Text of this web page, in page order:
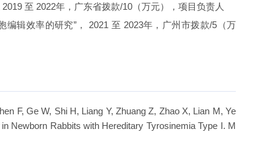
2019至 2022年，广东省拨款/10 （万元），项目负责人
编辑效率的研究”， 2021 至 2023年，广州市拨款/5 （万
F, Ge W, Shi H, Liang Y, Zhuang Z, Zhao X, Lian M, Ye
Newborn Rabbits with Hereditary Tyrosinemia Type I. M